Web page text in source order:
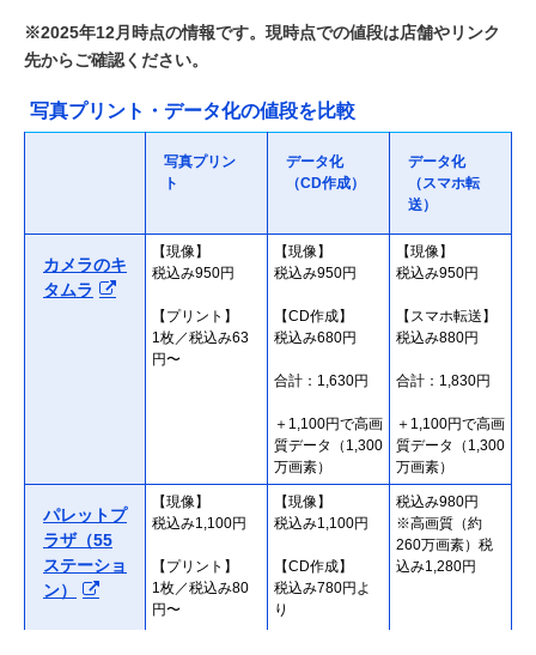
※2025年12月時点の情報です。現時点での値段は店舗やリンク
先からご確認ください。
写真プリント・データ化の値段を比較
写真プリン
ト
データ化
（CD作成）
データ化
（スマホ転
送）
カメラのキ
タムラ
【現像】
税込み950円
【プリント】
1枚／税込み63
円〜
【現像】
税込み950円
【CD作成】
税込み680円
合計：1,630円
＋1,100円で高画
質データ（1,300
万画素）
【現像】
税込み950円
【スマホ転送】
税込み880円
合計：1,830円
＋1,100円で高画
質データ（1,300
万画素）
パレットプ
ラザ（55
ステーショ
ン）
【現像】
税込み1,100円
【プリント】
1枚／税込み80
円〜
【現像】
税込み1,100円
【CD作成】
税込み780円よ
り
税込み980円
※高画質（約
260万画素）税
込み1,280円